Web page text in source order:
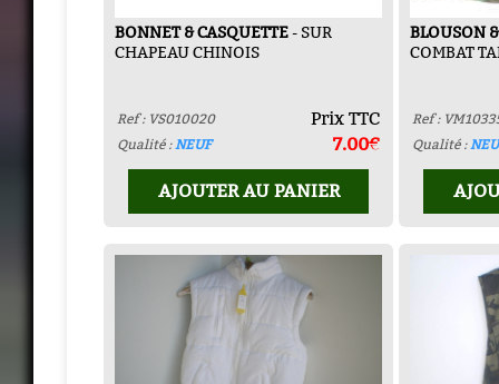
BONNET & CASQUETTE- SUR
CHAPEAU CHINOIS
Ref : VS010020 Prix TTC
Qualité :NEUF 7.00€
AJOUTER AU PANIER
BLOUSON
COMBAT
Ref :
Qualité :